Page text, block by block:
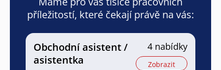
příležitostí, které čekají právě na vás:
Obchodní asistent /
asistentka
4 nabídky
Zobrazit